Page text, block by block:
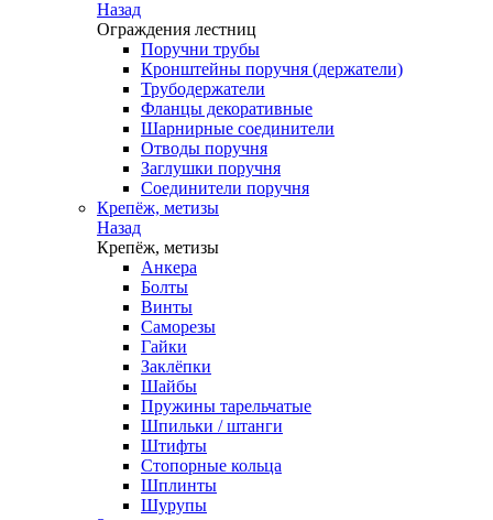
Назад
Ограждения лестниц
Поручни трубы
Кронштейны поручня (держатели)
Трубодержатели
Фланцы декоративные
Шарнирные соединители
Отводы поручня
Заглушки поручня
Соединители поручня
Крепёж, метизы
Назад
Крепёж, метизы
Анкера
Болты
Винты
Саморезы
Гайки
Заклёпки
Шайбы
Пружины тарельчатые
Шпильки / штанги
Штифты
Стопорные кольца
Шплинты
Шурупы